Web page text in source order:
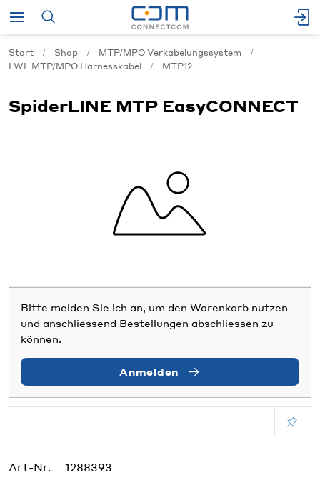
Start Shop
MTP/MPO Verkabelungssystem
LWL MTP/MPO Harnesskabel
MTP12
SpiderLINE MTP EasyCONNECT
Bitte melden Sie ich an, um den Warenkorb nutzen
und anschliessend Bestellungen abschliessen zu
können.
Anmelden
Art-Nr. 1288393